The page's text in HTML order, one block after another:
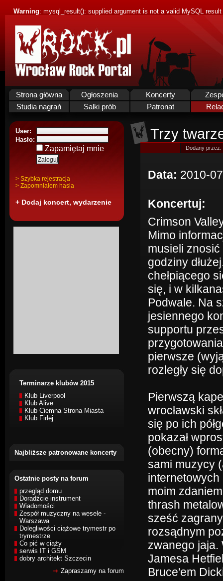
Warning: mysql_result(): supplied argument is not a valid MySQL
Strona główna Ogłoszenia Koncerty
Studia nagrań
Salki prób Patronat
User:
Hasło:
Zapamiętaj mnie
> Szybka rejestracja
> Zapomnialem hasla
+ Dodaj koncert, wydarzenie
Terminarze klubów 2015
Klub Liverpool
Klub Alive
Klub Ciemna Strona Miasta
Klub Firlej
Najbliższe patronowane koncerty
Ostatnie posty na forum
przegląd domu
Doradźcie instrument
Wiadomości
Zespół muzyczny na wesele -
Warszawa
Dolegliwości ciążowe trymestr po
trymestrze
Co pić w ciąży
serwis IT i GSM
dobry architekt Szczecin
Zapraszamy na forum
Trzy
Dodany przez:
Data: 2010-
Koncertuj:
Crimson
Mimo
musieli znosić
godziny
chełpiącego
się, i w
Podwale. Na
jesiennego
supportu
pierwsze
rozległy się
Pierwszą
wrocławski
się po ich
pokazał
(obecny)
sami muzycy
moim
thrash
sześć
rozsądnym
zwanego jaja.
Jamesa
Bruce'em